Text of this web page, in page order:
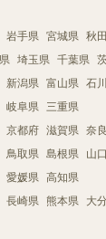
岩手県 宮城県 秋
埼玉県 千葉県
新潟県 富山県 石
岐阜県 三重県
京都府 滋賀県 奈
鳥取県 島根県 山
愛媛県 高知県
長崎県 熊本県 大